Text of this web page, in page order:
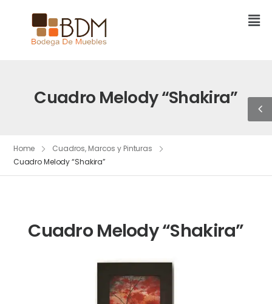
Cuadro Melody “Shakira”
Home
Cuadros, Marcos y Pinturas
Cuadro Melody “Shakira”
Cuadro Melody “Shakira”